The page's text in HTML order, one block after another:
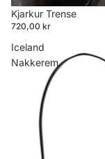
Kjarkur Trense
720,00 kr
Iceland
Nakkerem